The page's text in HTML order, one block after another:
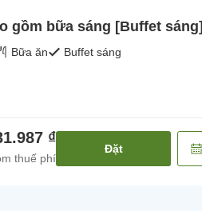
gồm bữa sáng [Buffet sáng]
Bữa ăn
Buffet sáng
₫
thuế phí
Đặt